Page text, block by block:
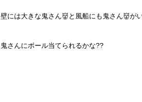
壁には大きな鬼さん👹と風船にも鬼さん👹が
鬼さんにボール当てられるかな??